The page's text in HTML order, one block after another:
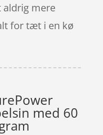
aldrig mere
for tæt i en kø
med 60